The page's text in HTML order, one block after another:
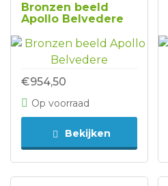
Bronzen beeld
Apollo Belvedere
€954,50
Op voorraad
Bekijken